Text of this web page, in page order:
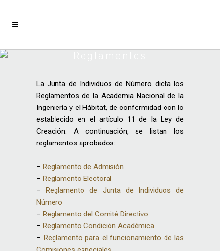
La Junta de Individuos de Número dicta los
Reglamentos de la Academia Nacional de la
Ingeniería y el Hábitat, de conformidad con lo
establecido en el artículo 11 de la Ley de
Creación. A continuación, se listan los
reglamentos aprobados:
– Reglamento de Admisión
– Reglamento Electoral
–Reglamento de Junta de Individuos de
Número
– Reglamento del Comité Directivo
– Reglamento Condición Académica
– Reglamento para el funcionamiento de las